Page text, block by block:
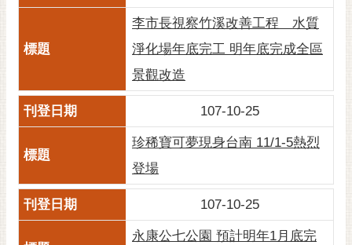
李市長視察竹溪改善工程 水質
淨化場年底完工 明年底完成全區
景觀改造
107-10-25
珍稀寶可夢現身台南 11/1-5熱烈
登場
107-10-25
永康公七公園 預計明年1月底完